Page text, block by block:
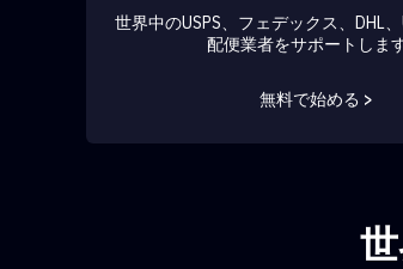
世界中のUSPS、フェデックス、DHL
配便業者をサポートします
無料で始める >